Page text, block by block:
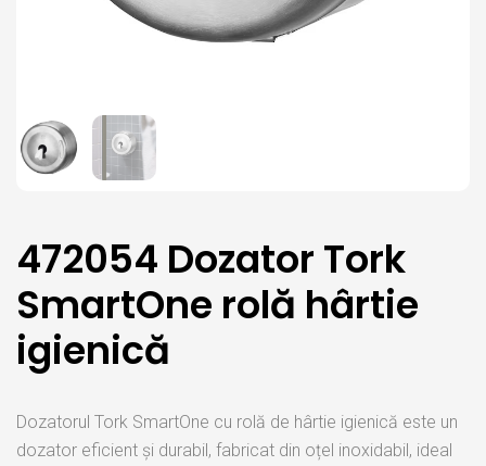
472054 Dozator Tork
SmartOne rolă hârtie
igienică
Dozatorul Tork SmartOne cu rolă de hârtie igienică este un
dozator eficient și durabil, fabricat din oțel inoxidabil, ideal